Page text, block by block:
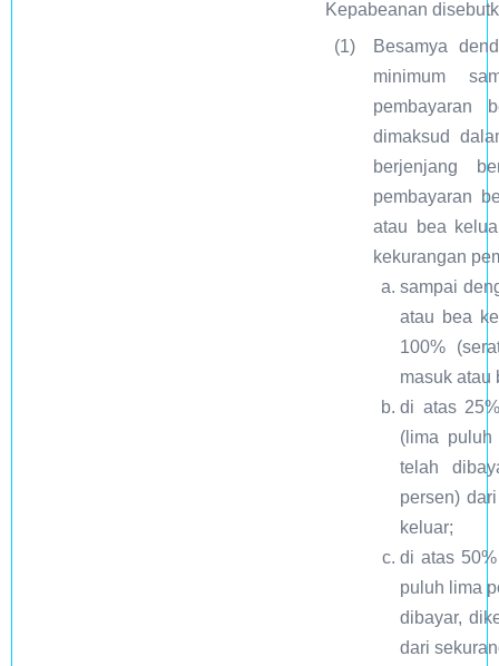
Kepabeanan
(1)
Besamya
minimum
pembayaran
dimaksud
berjenjang
pembayaran
atau bea
kekurangan
sampai
atau bea
100%
masuk atau
di atas
(lima
telah
persen)
keluar;
di atas
puluh lima
dibayar,
dari